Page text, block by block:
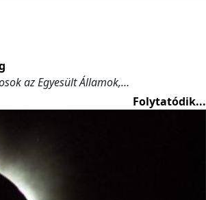
az Egyesült Államok,…
Folytatódik...